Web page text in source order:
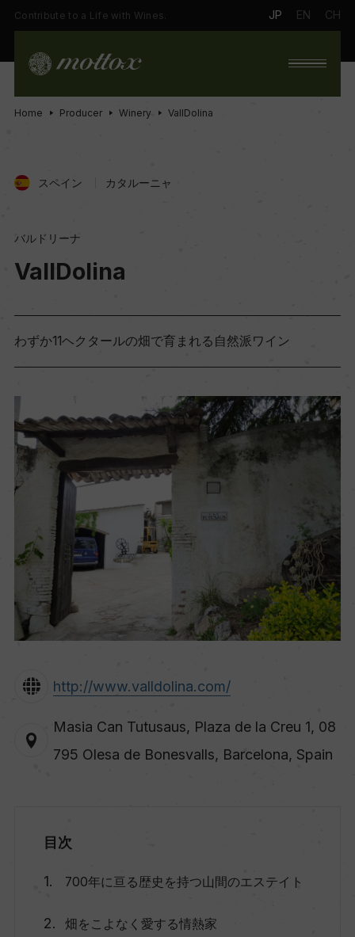
Contribute to a Life with Wines. JP EN CH
Home Producer Winery VallDolina
スペイン カタルーニャ
バルドリーナ
VallDolina
わずか11ヘクタールの畑で育まれる自然派ワイン
http://www.valldolina.com/
Masia Can Tutusaus, Plaza de la Creu 1, 08
795 Olesa de Bonesvalls, Barcelona, Spain
目次
700年に亘る歴史を持つ山間のエステイト
畑をこよなく愛する情熱家